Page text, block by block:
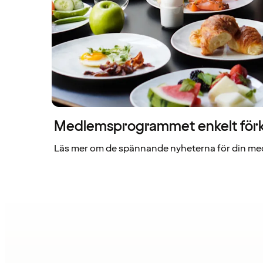
Medlemsprogrammet enkelt
Läs mer om de spännande nyheterna för din